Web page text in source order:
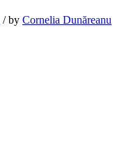
/by Cornelia Dunăreanu